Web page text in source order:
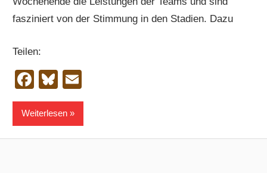
fasziniert von der Stimmung in den Stadien. Dazu
Teilen:
Facebook
Bluesky
Weiterlesen